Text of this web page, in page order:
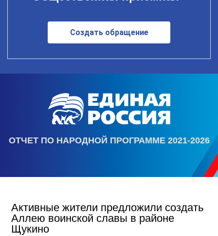
Создать обращение
ОТЧЕТ ПО НАРОДНОЙ ПРОГРАММЕ 2021-2026
Активные жители предложили создать
Аллею воинской славы в районе
Щукино